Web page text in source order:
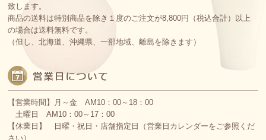
致します。
商品の送料は特別商品を除き１度のご注文が8,800円（税込合計）以上
の場合は送料無料です。
（但し、北海道、沖縄県、一部地域、離島を除きます）
【営業時間】月～金 AM10：00～18：00
土曜日 AM10：00～17：00
【休業日】 日曜・祝日・店舗指定日（営業日カレンダーをご参照くだ
さい）